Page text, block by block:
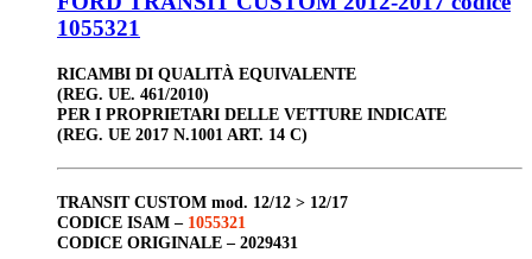
1055321
RICAMBI DI QUALITÀ EQUIVALENTE
(REG. UE. 461/2010)
PER I PROPRIETARI DELLE VETTURE INDICATE
(REG. UE 2017 N.1001 ART. 14 C)
TRANSIT CUSTOM mod. 12/12 > 12/17
CODICE ISAM – 1055321
CODICE ORIGINALE – 2029431